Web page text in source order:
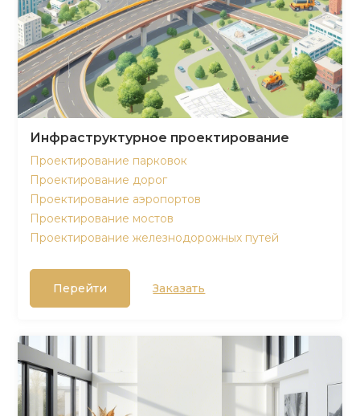
Инфраструктурное проектирование
Проектирование парковок
Проектирование дорог
Проектирование аэропортов
Проектирование мостов
Проектирование железнодорожных путей
Перейти Заказать